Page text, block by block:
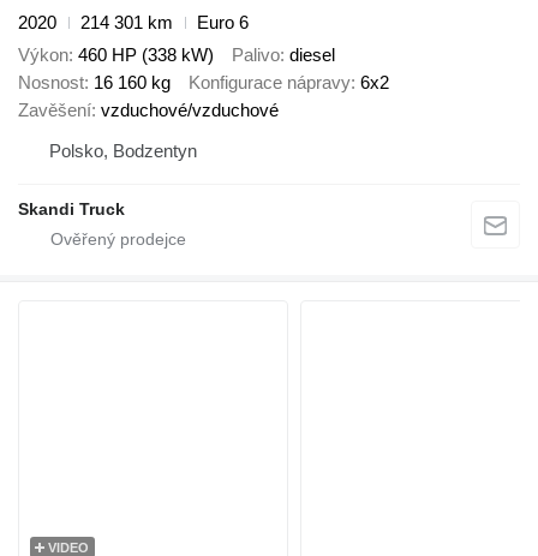
2020
214 301 km
Euro 6
Výkon 460 HP (338 kW) Palivo diesel
Nosnost 16 160 kg Konfigurace nápravy 6x2
Zavěšení vzduchové/vzduchové
Polsko, Bodzentyn
Skandi Truck
VIDEO